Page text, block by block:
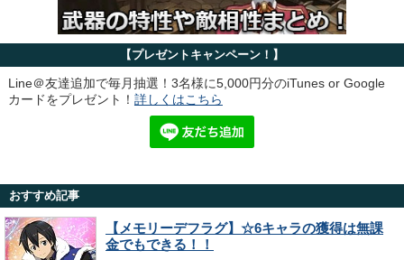
【プレゼントキャンペーン！】
Line＠友達追加で毎月抽選！3名様に5,000円分のiTunes or Google
カードをプレゼント！ 詳しくはこちら
おすすめ記事
【メモリーデフラグ】☆6キャラの獲得は無課
金でもできる！！